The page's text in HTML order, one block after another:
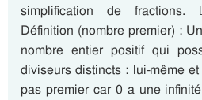
simplification de fractions.
Définition (nombre premier) :
nombre entier positif qui
diviseurs distincts : lui-même
pas premier car 0 a une